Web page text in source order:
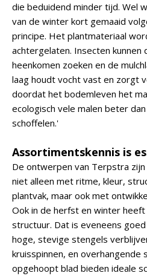
die beduidend minder tijd. Wel
van de winter kort gemaaid
principe. Het plantmateriaal
achtergelaten. Insecten kunnen
heenkomen zoeken en de
laag houdt vocht vast en zorgt
doordat het bodemleven het
ecologisch vele malen beter
schoffelen.'
Assortimentskennis is
De ontwerpen van Terpstra
niet alleen met ritme, kleur,
plantvak, maar ook met
Ook in de herfst en winter
structuur. Dat is eveneens
hoge, stevige stengels
kruisspinnen, en
opgehoopt blad bieden ideale